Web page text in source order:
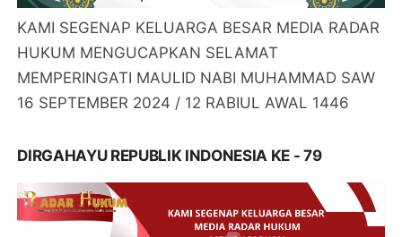
KAMI SEGENAP KELUARGA BESAR MEDIA RADAR
HUKUM MENGUCAPKAN SELAMAT
MEMPERINGATI MAULID NABI MUHAMMAD SAW
16 SEPTEMBER 2024 / 12 RABIUL AWAL 1446
DIRGAHAYU REPUBLIK INDONESIA KE - 79